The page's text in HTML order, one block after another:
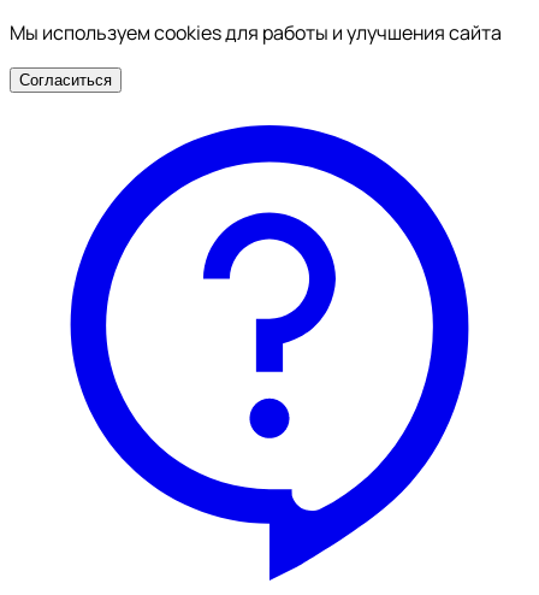
Мы используем cookies для работы и улучшения сайта
Согласиться